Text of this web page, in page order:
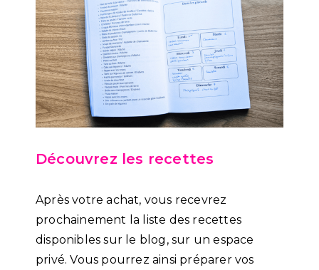
Découvrez les recettes
Après votre achat, vous recevrez
prochainement la liste des recettes
disponibles sur le blog, sur un espace
privé. Vous pourrez ainsi préparer vos